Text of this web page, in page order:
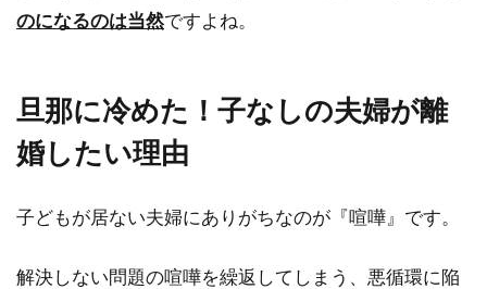
のになるのは当然ですよね。
旦那に冷めた！子なしの夫婦が離
婚したい理由
子どもが居ない夫婦にありがちなのが『喧嘩』です。
解決しない問題の喧嘩を繰返してしまう、悪循環に陥